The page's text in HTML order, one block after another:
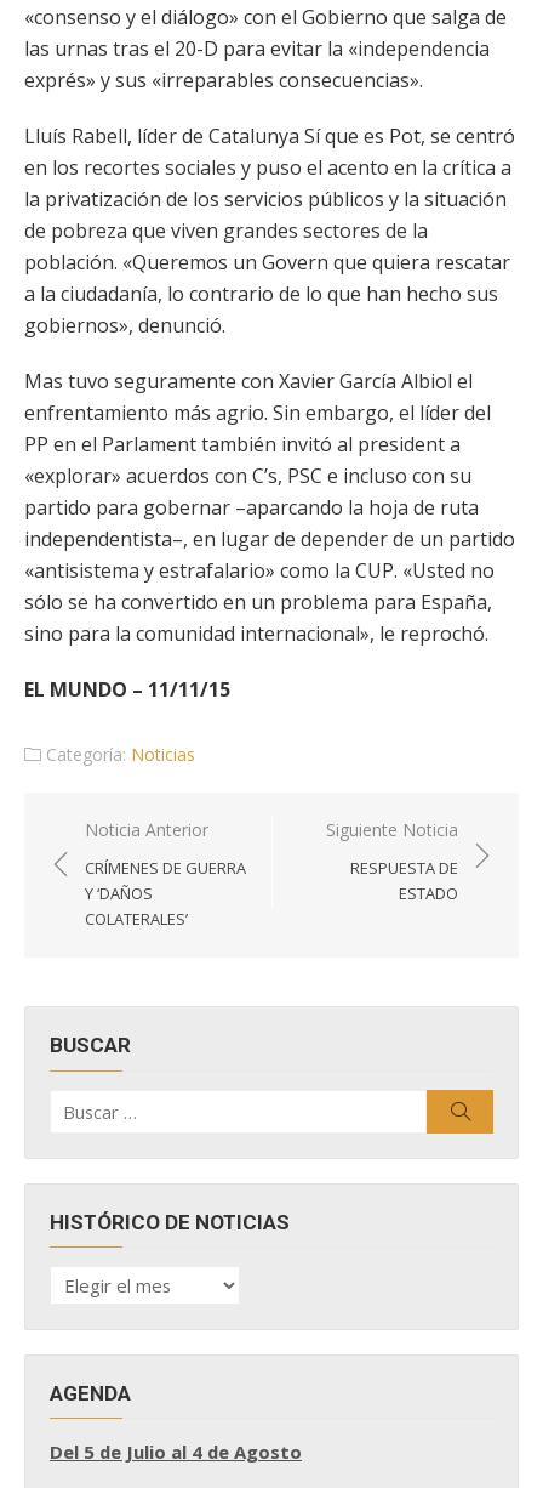
«consenso y el diálogo» con el Gobierno que salga de
las urnas tras el 20-D para evitar la «independencia
exprés» y sus «irreparables consecuencias».
Lluís Rabell, líder de Catalunya Sí que es Pot, se centró
en los recortes sociales y puso el acento en la crítica a
la privatización de los servicios públicos y la situación
de pobreza que viven grandes sectores de la
población. «Queremos un Govern que quiera rescatar
a la ciudadanía, lo contrario de lo que han hecho sus
gobiernos», denunció.
Mas tuvo seguramente con Xavier García Albiol el
enfrentamiento más agrio. Sin embargo, el líder del
PP en el Parlament también invitó al president a
«explorar» acuerdos con C’s, PSC e incluso con su
partido para gobernar –aparcando la hoja de ruta
independentista–, en lugar de depender de un partido
«antisistema y estrafalario» como la CUP. «Usted no
sólo se ha convertido en un problema para España,
sino para la comunidad internacional», le reprochó.
EL MUNDO – 11/11/15
Categoría: Noticias
Navegación
de
entradas
Noticia Anterior
CRÍMENES DE GUERRA
Y ‘DAÑOS
COLATERALES’
Siguiente Noticia
RESPUESTA DE
ESTADO
BUSCAR
por:
HISTÓRICO DE NOTICIAS
HISTÓRICO
DE
AGENDA
Del 5 de Julio al 4 de Agosto